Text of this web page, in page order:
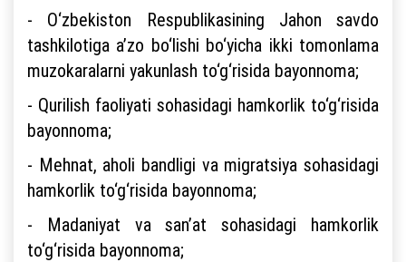
- O‘zbekiston Respublikasining Jahon savdo
tashkilotiga a’zo bo‘lishi bo‘yicha ikki tomonlama
muzokaralarni yakunlash to‘g‘risida bayonnoma;
- Qurilish faoliyati sohasidagi hamkorlik to‘g‘risida
bayonnoma;
- Mehnat, aholi bandligi va migratsiya sohasidagi
hamkorlik to‘g‘risida bayonnoma;
- Madaniyat va san’at sohasidagi hamkorlik
to‘g‘risida bayonnoma;